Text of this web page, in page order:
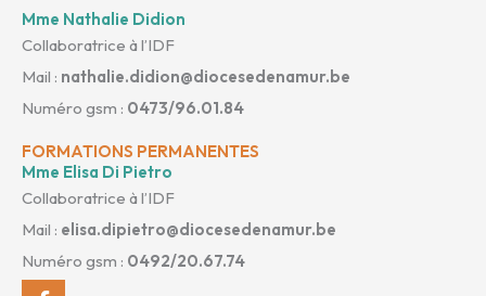
Mme Nathalie Didion
Collaboratrice à l’IDF
Mail : nathalie.didion@diocesedenamur.be
Numéro gsm : 0473/96.01.84
FORMATIONS PERMANENTES
Mme Elisa Di Pietro
Collaboratrice à l’IDF
Mail : elisa.dipietro@diocesedenamur.be
Numéro gsm : 0492/20.67.74
Facebook-